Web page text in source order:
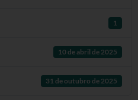
1
10 de abril de 2025
31 de outubro de 2025